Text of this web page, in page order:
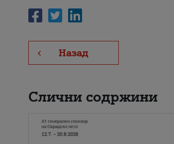
Назад
Слични содржини